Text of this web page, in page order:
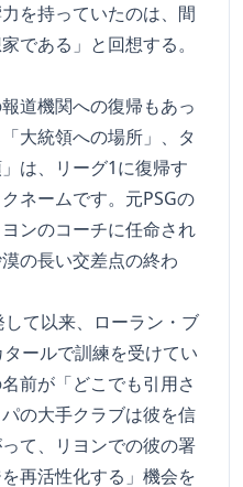
を持っていたのは、間
である」と回想する。
道機関への復帰もあっ
大統領への場所」、タ
は、リーグ1に復帰す
ネームです。元PSGの
ンのコーチに任命され
の長い交差点の終わ
て以来、ローラン・ブ
ールで訓練を受けてい
前が「どこでも引用さ
の大手クラブは彼を信
て、リヨンでの彼の署
再活性化する」機会を